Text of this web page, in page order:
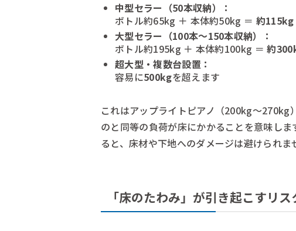
中型セラー（50本収納）：
ボトル約65kg ＋ 本体約50kg ＝ 約115kg
大型セラー（100本〜150本収納）：
ボトル約195kg ＋ 本体約100kg ＝約
超大型・複数台設置：
容易に500kgを超えます
これはアップライトピアノ（200kg〜
のと同等の負荷が床にかかることを意味し
ると、床材や下地へのダメージは避けられま
「床のたわみ」が引き起こすリス